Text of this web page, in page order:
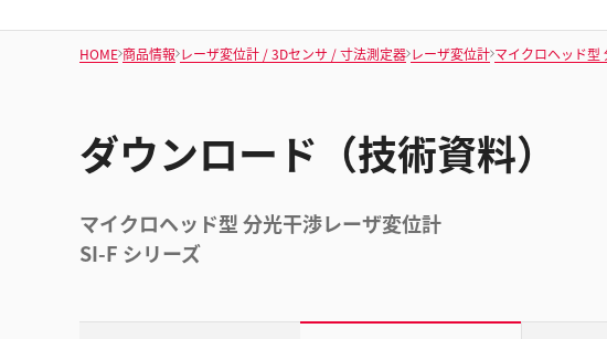
HOME 商品情報 レーザ変位計 / 3Dセンサ / 寸法測定器 レーザ変位計 マイクロヘッド型
ダウンロード（技術資料）
マイクロヘッド型 分光干渉レーザ変位計
SI-F シリーズ